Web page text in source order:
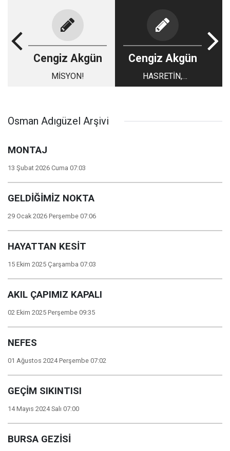
Cengiz Akgün
MİSYON!
Cengiz Akgün
HASRETİN,
KAVGANIN VE
Osman Adıgüzel Arşivi
MONTAJ
13 Şubat 2026 Cuma 07:03
GELDİĞİMİZ NOKTA
29 Ocak 2026 Perşembe 07:06
HAYATTAN KESİT
15 Ekim 2025 Çarşamba 07:03
AKIL ÇAPIMIZ KAPALI
02 Ekim 2025 Perşembe 09:35
NEFES
01 Ağustos 2024 Perşembe 07:02
GEÇİM SIKINTISI
14 Mayıs 2024 Salı 07:00
BURSA GEZİSİ